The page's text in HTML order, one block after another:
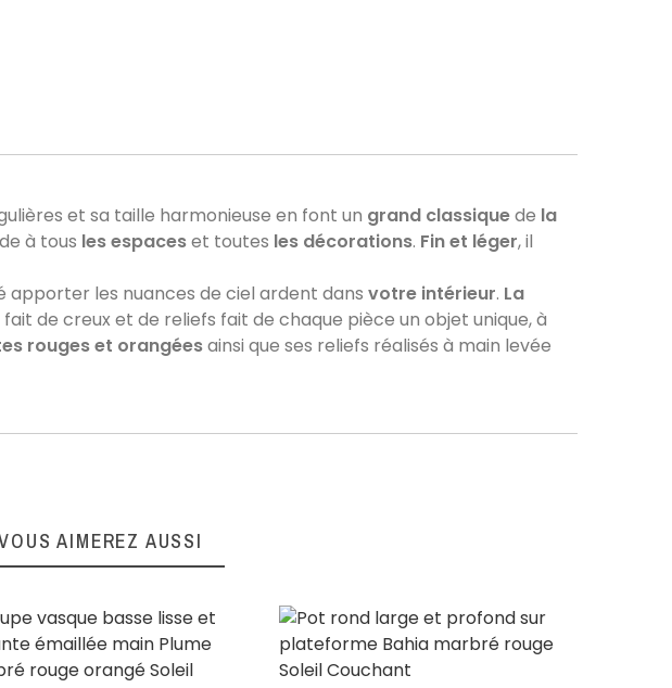
et sa taille harmonieuse en font un grand classiquede la
à tous les espaceset toutes les décorations. Fin et léger, il
apporter les nuances de ciel ardent dansvotre intérieur. La
fait de creux et de reliefs fait de chaque pièce un objet unique, à
rouges et orangéesainsi que ses reliefs réalisés à main levée
3
13 9.6/10
AIMEREZ AUSSI